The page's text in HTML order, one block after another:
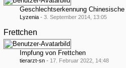
Geschlechtserkennung
Lyzenia - 3. September 2014, 13:05
Frettchen
Impfung von Frettchen
tierarzt-sn - 17. Februar 2022, 14:48